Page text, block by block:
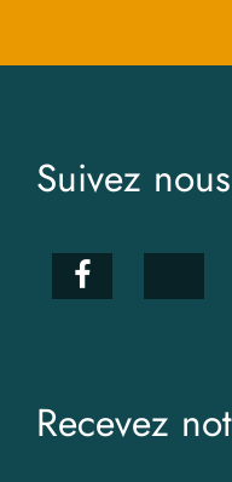
Suivez
Recevez